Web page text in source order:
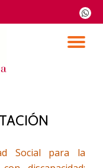
fa-
Social para la